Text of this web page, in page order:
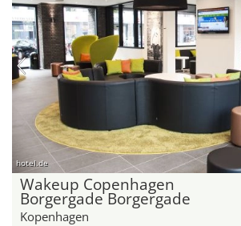
hotel.de
Wakeup Copenhagen
Borgergade Borgergade
Kopenhagen